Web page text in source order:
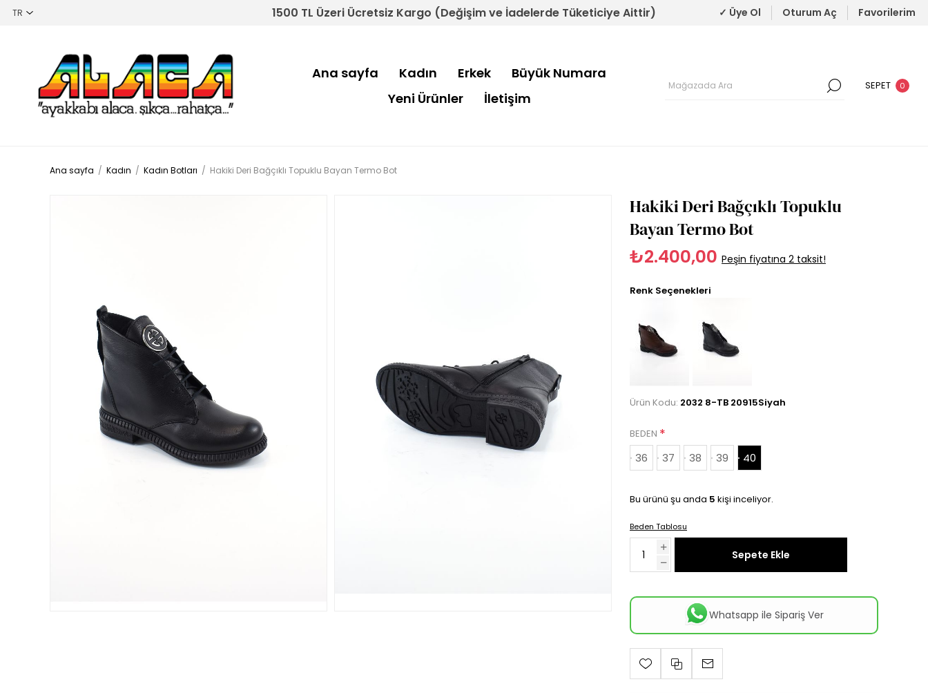
1500 TL Üzeri Ücretsiz Kargo (Değişim ve İadelerde Tüketiciye Aittir) ✓ Üye Ol Oturum Aç Favorilerim
Ana sayfa Kadın Erkek
Büyük Numara
Yeni Ürünler
İletişim
SEPET 0
Ana sayfa / Kadın / Kadın Botları / Hakiki Deri Bağçıklı Topuklu Bayan Termo Bot
Hakiki Deri Bağçıklı Topuklu
Bayan Termo Bot
₺2.400,00 Peşin fiyatına 2 taksit!
Renk Seçenekleri
Ürün Kodu: 2032 8-TB 20915Siyah
BEDEN *
36 37 38 39 40
Bu ürünü şu anda 5 kişi inceliyor.
Beden Tablosu
Sepete Ekle
Whatsapp ile Sipariş Ver